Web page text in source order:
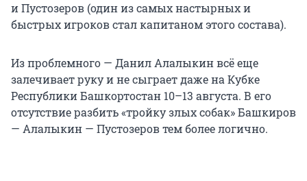
и Пустозеров (один из самых настырных и
быстрых игроков стал капитаном этого состава).
Из проблемного — Данил Алалыкин всё еще
залечивает руку и не сыграет даже на Кубке
Республики Башкортостан 10–13 августа. В его
отсутствие разбить «тройку злых собак» Башкиров
— Алалыкин — Пустозеров тем более логично.